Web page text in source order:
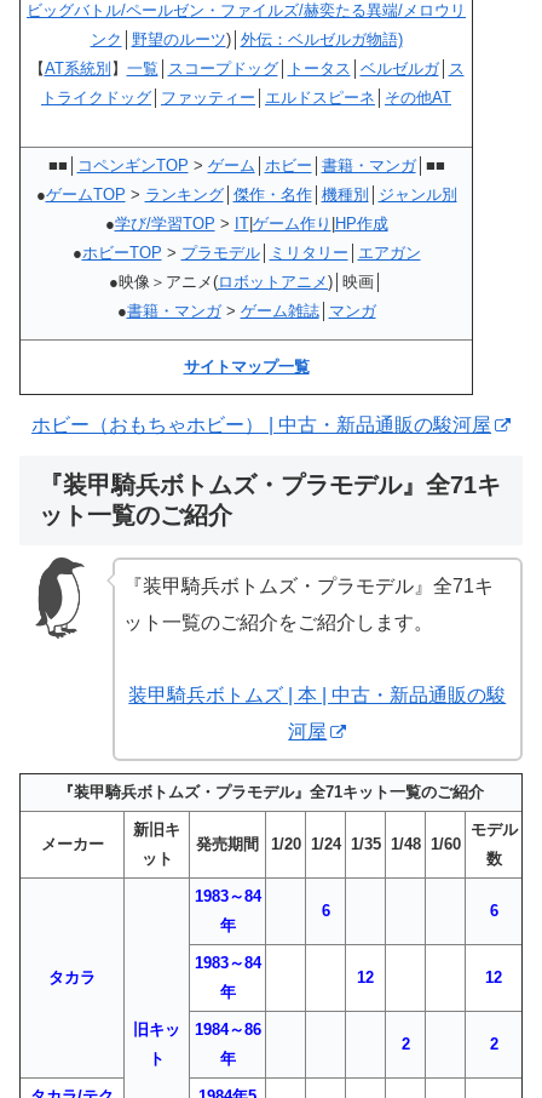
ビッグバトル/ペールゼン・ファイルズ/赫奕たる異端/メロウリ
ンク
野望のルーツ)│ 外伝：ベルゼルガ物語)
【AT系統別 】 一覧 スコープドッグ│ トータス ベルゼルガ│ ス
トライクドッグ ファッティー エルドスピーネ その他AT
■■│ コペンギンTOP > ゲーム ホビー 書籍・マンガ│■■
●ゲームTOP > ランキング│ 傑作・名作│ 機種別
ジャンル別
●学び/学習TOP > IT| ゲーム作り HP作成
●ホビーTOP > プラモデル│ ミリタリー
エアガン
●映像＞アニメ(ロボットアニメ)│映画│
●書籍・マンガ> ゲーム雑誌│ マンガ
サイトマップ一覧
ホビー（おもちゃホビー） | 中古・新品通販の駿河屋
『装甲騎兵ボトムズ・プラモデル』全71キ
ット一覧のご紹介
『装甲騎兵ボトムズ・プラモデル』全71キ
ット一覧のご紹介をご紹介します。
装甲騎兵ボトムズ | 本 | 中古・新品通販の駿
河屋
『装甲騎兵ボトムズ・プラモデル』全71キット一覧のご紹介
メーカー
新旧キ
ット
発売期間 1/20 1/24 1/35 1/48 1/60
モデル
数
タカラ
旧キッ
ト
1983～84
年
6 6
1983～84
年
12 12
1984～86
年
2 2